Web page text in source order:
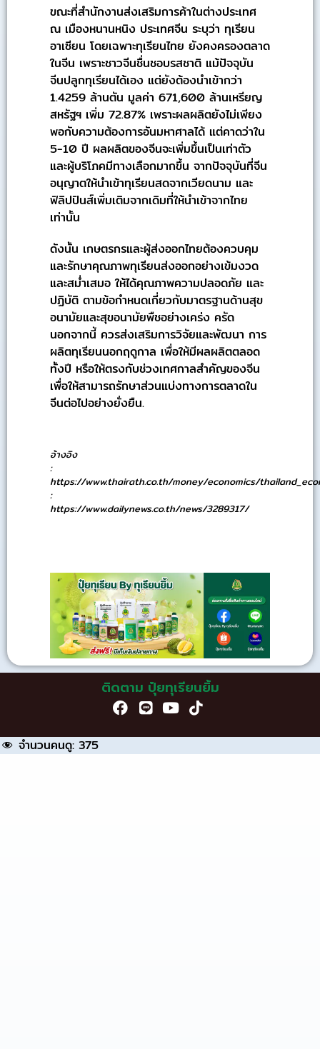
ขณะที่สำนักงานส่งเสริมการค้าในต่างประเทศ
ณ เมืองหนานหนิง ประเทศจีน ระบุว่า ทุเรียน
อาเซียน โดยเฉพาะทุเรียนไทย ยังคงครองตลาด
ในจีน เพราะชาวจีนชื่นชอบรสชาติ แม้ปัจจุบัน
จีนปลูกทุเรียนได้เอง แต่ยังต้องนำเข้ากว่า
1.4259 ล้านตัน มูลค่า 671,600 ล้านเหรียญ
สหรัฐฯ เพิ่ม 72.87% เพราะผลผลิตยังไม่เพียง
พอกับความต้องการอันมหาศาลได้ แต่คาดว่าใน
5-10 ปี ผลผลิตของจีนจะเพิ่มขึ้นเป็นเท่าตัว
และผู้บริโภคมีทางเลือกมากขึ้น จากปัจจุบันที่จีน
อนุญาตให้นำเข้าทุเรียนสดจากเวียดนาม และ
ฟิลิปปินส์เพิ่มเติมจากเดิมที่ให้นำเข้าจากไทย
เท่านั้น
ดังนั้น เกษตรกรและผู้ส่งออกไทยต้องควบคุม
และรักษาคุณภาพทุเรียนส่งออกอย่างเข้มงวด
และสม่ำเสมอ ให้ได้คุณภาพความปลอดภัย และ
ปฏิบัติ ตามข้อกำหนดเกี่ยวกับมาตรฐานด้านสุข
อนามัยและสุขอนามัยพืชอย่างเคร่ง ครัด
นอกจากนี้ ควรส่งเสริมการวิจัยและพัฒนา การ
ผลิตทุเรียนนอกฤดูกาล เพื่อให้มีผลผลิตตลอด
ทั้งปี หรือให้ตรงกับช่วงเทศกาลสำคัญของจีน
เพื่อให้สามารถรักษาส่วนแบ่งทางการตลาดใน
จีนต่อไปอย่างยั่งยืน.
อ้างอิง
:
https://www.thairath.co.th/money/economics/
:
https://www.dailynews.co.th/news/3289317/
ติดตาม ปุ๋ยทุเรียนยิ้ม
จำนวนคนดู: 375